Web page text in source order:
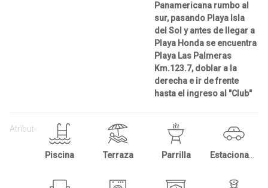
Panamericana rumbo al
sur, pasando Playa Isla
del Sol y antes de llegar a
Playa Honda se encuentra
Playa Las Palmeras
Km.123.7, doblar a la
derecha e ir de frente
hasta el ingreso al "Club"
Atributos:
Piscina Terraza Parrilla Estacionamientos